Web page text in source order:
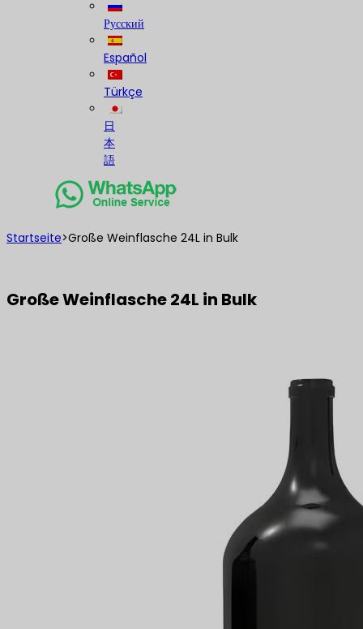
Русский
Español
Türkçe
日
本
語
Startseite>Große Weinflasche 24L in Bulk
Große Weinflasche 24L in Bulk